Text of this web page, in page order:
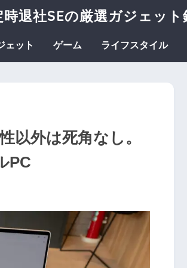
時退社SEの厳選ガジェット
ェット ゲーム ライフスタイル
以外は死角なし。
PC